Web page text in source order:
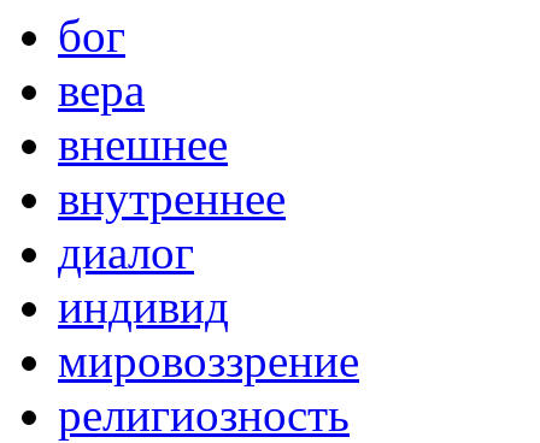
бог
вера
внешнее
внутреннее
диалог
индивид
мировоззрение
религиозноcть